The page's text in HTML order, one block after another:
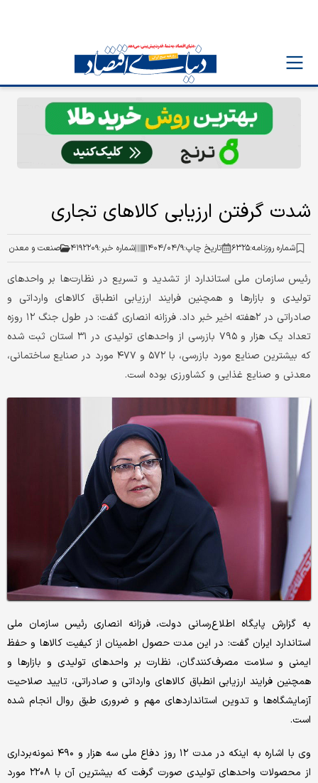
شدت گرفتن ارزیابی کالاهای تجاری
شماره روزنامه:۶۳۲۵ تاریخ چاپ:۱۴۰۴/۰۴/۹ شماره خبر:۴۱۹۲۲۰۹ صنعت و معدن
رئیس سازمان ملی استاندارد از تشدید و تسریع در نظارت‌‌‌ها بر واحدهای
تولیدی و بازارها و همچنین فرایند ارزیابی انطباق کالاهای وارداتی و
صادراتی در ۲هفته اخیر خبر داد. فرزانه انصاری گفت: در طول جنگ ۱۲ روزه
تعداد یک هزار و ۷۹۵ بازرسی از واحدهای تولیدی در ۳۱ استان ثبت شده
که بیشترین صنایع مورد بازرسی، با ۵۷۲ و ۴۷۷ مورد در صنایع ساختمانی،
معدنی و صنایع غذایی و کشاورزی بوده است.
به گزارش پایگاه اطلاع‌رسانی دولت، فرزانه انصاری رئیس سازمان ملی
استاندارد ایران گفت: در این مدت حصول اطمینان از کیفیت کالاها و حفظ
ایمنی و سلامت مصرف‌‌‌کنندگان، نظارت بر واحدهای تولیدی و بازارها و
همچنین فرایند ارزیابی انطباق کالاهای وارداتی و صادراتی، تایید صلاحیت
آزمایشگاه‌ها و تدوین استانداردهای مهم و ضروری طبق روال انجام شده
است.
وی با اشاره به اینکه در مدت ۱۲ روز دفاع ملی سه هزار و ۴۹۰ نمونه‌برداری
از محصولات واحدهای تولیدی صورت گرفت که بیشترین آن با ۲۲۰۸ مورد